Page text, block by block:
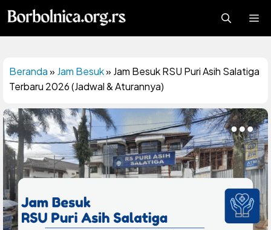
Langsung
ke
isi
Beranda» Jam Besuk» Jam Besuk RSU Puri Asih Salatiga
Terbaru 2026 (Jadwal & Aturannya)